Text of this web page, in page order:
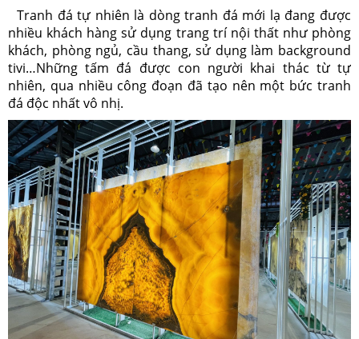
Tranh đá tự nhiên là dòng tranh đá mới lạ đang được
nhiều khách hàng sử dụng trang trí nội thất như phòng
khách, phòng ngủ, cầu thang, sử dụng làm background
tivi…Những tấm đá được con người khai thác từ tự
nhiên, qua nhiều công đoạn đã tạo nên một bức tranh
đá độc nhất vô nhị.